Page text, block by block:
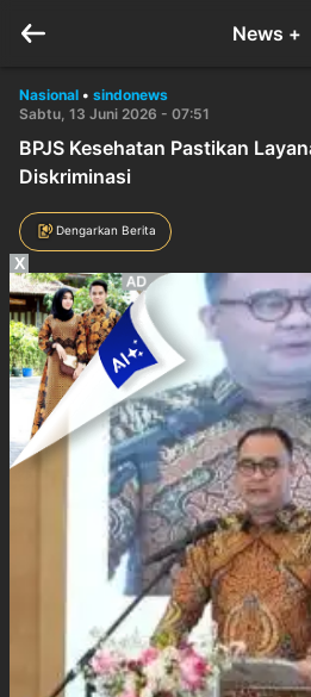
News +
Nasional • sindonews
Sabtu, 13 Juni 2026 - 07:51
BPJS Kesehatan Pastikan
Diskriminasi
Dengarkan Berita
X